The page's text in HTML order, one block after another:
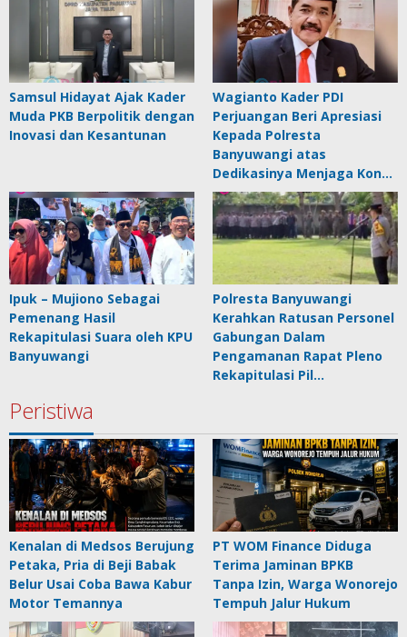
Samsul Hidayat Ajak Kader
Muda PKB Berpolitik dengan
Inovasi dan Kesantunan
Wagianto Kader PDI
Perjuangan Beri Apresiasi
Kepada Polresta
Banyuwangi atas
Dedikasinya Menjaga Kon…
Ipuk – Mujiono Sebagai
Pemenang Hasil
Rekapitulasi Suara oleh KPU
Banyuwangi
Polresta Banyuwangi
Kerahkan Ratusan Personel
Gabungan Dalam
Pengamanan Rapat Pleno
Rekapitulasi Pil…
Peristiwa
Kenalan di Medsos Berujung
Petaka, Pria di Beji Babak
Belur Usai Coba Bawa Kabur
Motor Temannya
PT WOM Finance Diduga
Terima Jaminan BPKB
Tanpa Izin, Warga Wonorejo
Tempuh Jalur Hukum